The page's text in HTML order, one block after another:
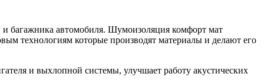
багажника автомобиля. Шумоизоляция комфорт мат
технологиям которые производят материалы и делают его
и выхлопной системы, улучшает работу акустических